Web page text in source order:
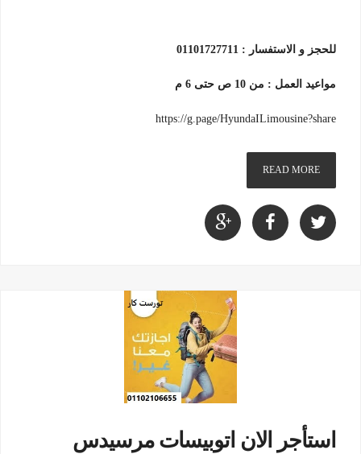
للحجز و الاستفسار : 01101727711
مواعيد العمل : من 10 ص حتى 6 م
https://g.page/HyundaILimousine?share
READ MORE
استأجر الان اتوبيسات مرسيدس